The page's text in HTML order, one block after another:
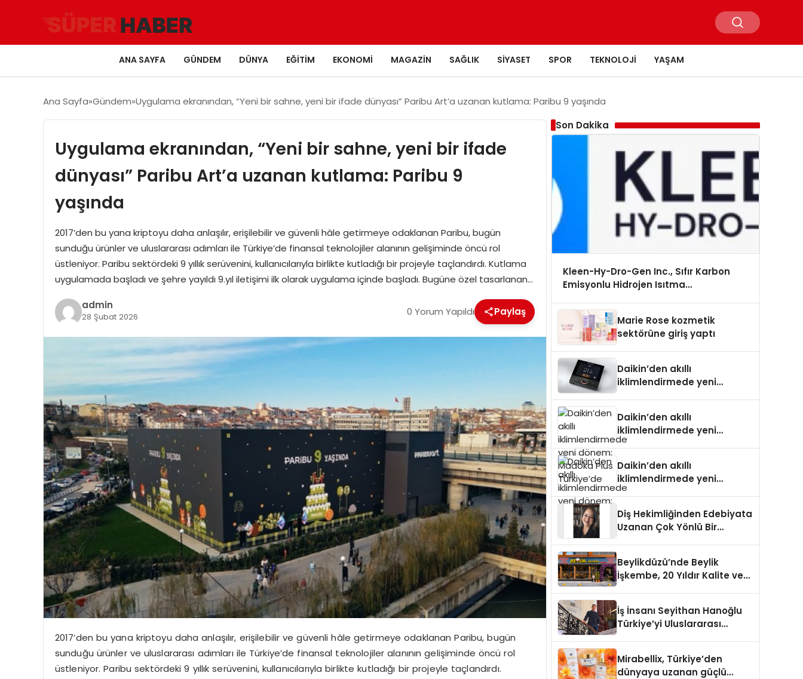
ANA SAYFA GÜNDEM DÜNYA EĞITIM EKONOMI MAGAZIN SAĞLIK SIYASET SPOR TEKNOLOJI YAŞAM
Ana Sayfa Gündem Uygulama ekranından, “Yeni bir sahne, yeni bir ifade dünyası” Paribu Art’a uzanan kutlama: Paribu 9 yaşında
Uygulama ekranından, “Yeni bir sahne, yeni bir ifade
dünyası” Paribu Art’a uzanan kutlama: Paribu 9
yaşında
2017’den bu yana kriptoyu daha anlaşılır, erişilebilir ve güvenli hâle getirmeye odaklanan Paribu, bugün
sunduğu ürünler ve uluslararası adımları ile Türkiye’de finansal teknolojiler alanının gelişiminde öncü rol
üstleniyor. Paribu sektördeki 9 yıllık serüvenini, kullanıcılarıyla birlikte kutladığı bir projeyle taçlandırdı. Kutlama
uygulamada başladı ve şehre yayıldı 9.yıl iletişimi ilk olarak uygulama içinde başladı. Bugüne özel tasarlanan…
admin
28 Şubat 2026 0 Yorum Yapıldı Paylaş
2017’den bu yana kriptoyu daha anlaşılır, erişilebilir ve güvenli hâle getirmeye odaklanan Paribu, bugün
sunduğu ürünler ve uluslararası adımları ile Türkiye’de finansal teknolojiler alanının gelişiminde öncü rol
üstleniyor. Paribu sektördeki 9 yıllık serüvenini, kullanıcılarıyla birlikte kutladığı bir projeyle taçlandırdı.
Son Dakika
Kleen-Hy-Dro-Gen Inc., Sıfır Karbon
Emisyonlu Hidrojen Isıtma
Onaylarını Aldı
Marie Rose kozmetik
sektörüne giriş yaptı
Daikin’den akıllı
iklimlendirmede yeni
Daikin’den akıllı
iklimlendirmede yeni
dönem: Madoka Plus
Daikin’den akıllı
iklimlendirmede yeni
dönem: Madoka Plus
Diş Hekimliğinden Edebiyata
Uzanan Çok Yönlü Bir
Beylikdüzü’nde Beylik
İşkembe, 20 Yıldır Kalite ve
İş İnsanı Seyithan Hanoğlu
Türkiye’yi Uluslararası
Mirabellix, Türkiye’den
dünyaya uzanan güçlü